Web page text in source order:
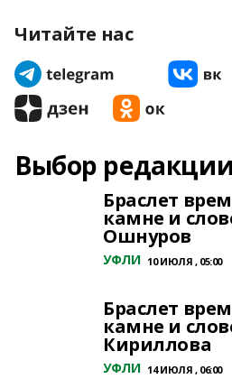
Читайте нас
Выбор редакции
Браслет
камне и
Ошнуров
УФЛИ 10 ИЮЛЯ , 05:00
Браслет
камне и
Кириллова
УФЛИ 14 ИЮЛЯ , 06:00